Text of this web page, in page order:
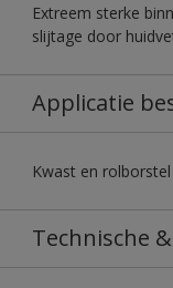
Extreem sterke
slijtage door
Applicatie
Kwast en rolborstel
Technische